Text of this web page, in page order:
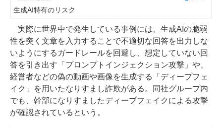
生成AI特有のリスク
実際に世界中で発生している事例には、生成AIの脆弱
性を突く文章を入力することで不適切な回答を出力しな
いようにするガードレールを回避し、想定していない回
答を引き出す「プロンプトインジェクション攻撃」や、
経営者などの偽の動画や画像を生成する「ディープフェ
イク」を用いたなりすまし詐欺がある。同社グループ内
でも、幹部になりすましたディープフェイクによる攻撃
が確認されているという。